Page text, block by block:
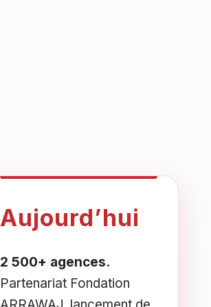
Aujourd’hui
2 500+ agences.
Partenariat Fondation